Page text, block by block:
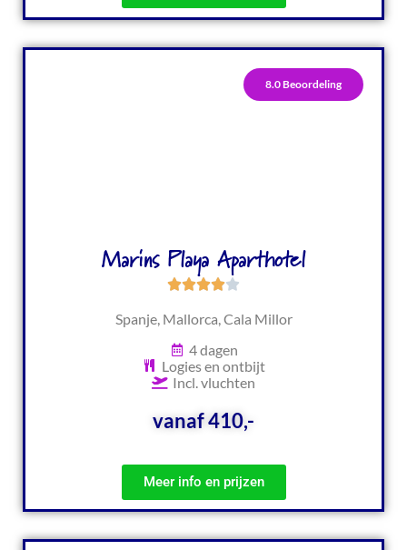
8.0 Beoordeling
Marins Playa Aparthotel
Spanje, Mallorca, Cala Millor
4 dagen
Logies en ontbijt
Incl. vluchten
vanaf 410,-
Meer info en prijzen